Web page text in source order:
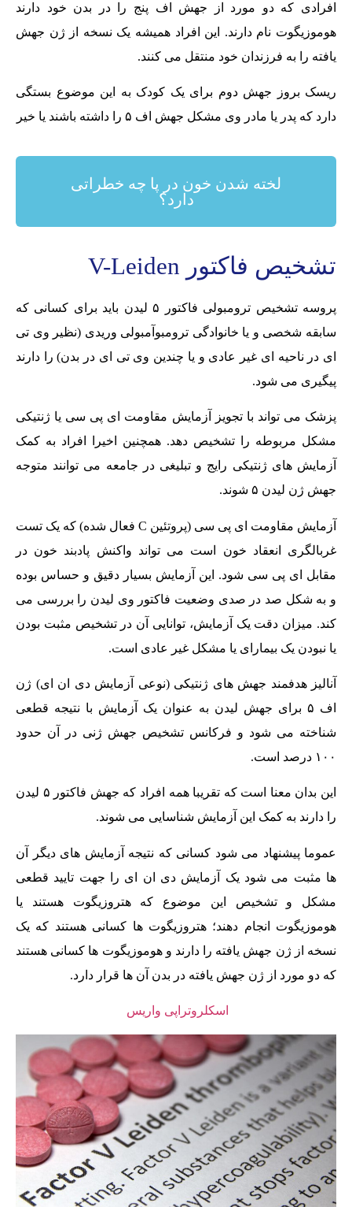
افرادی که دو مورد از جهش اف پنج را در بدن خود دارند
هوموزیگوت نام دارند. این افراد همیشه یک نسخه از ژن جهش
یافته را به فرزندان خود منتقل می کنند.
ریسک بروز جهش دوم برای یک کودک به این موضوع بستگی
دارد که پدر یا مادر وی مشکل جهش اف ۵ را داشته باشند یا خیر
لخته شدن خون در پا چه خطراتی
دارد؟
تشخیص فاکتور V-Leiden
پروسه تشخیص ترومبولی فاکتور ۵ لیدن باید برای کسانی که
سابقه شخصی و یا خانوادگی ترومبوآمبولی وریدی (نظیر وی تی
ای در ناحیه ای غیر عادی و یا چندین وی تی ای در بدن) را دارند
پیگیری می شود.
پزشک می تواند با تجویز آزمایش مقاومت ای پی سی یا ژنتیکی
مشکل مربوطه را تشخیص دهد. همچنین اخیرا افراد به کمک
آزمایش های ژنتیکی رایج و تبلیغی در جامعه می توانند متوجه
جهش ژن لیدن ۵ شوند.
آزمایش مقاومت ای پی سی (پروتئین C فعال شده) که یک تست
غربالگری انعقاد خون است می تواند واکنش پادبند خون در
مقابل ای پی سی شود. این آزمایش بسیار دقیق و حساس بوده
و به شکل صد در صدی وضعیت فاکتور وی لیدن را بررسی می
کند. میزان دقت یک آزمایش، توانایی آن در تشخیص مثبت بودن
یا نبودن یک بیمارای یا مشکل غیر عادی است.
آنالیز هدفمند جهش های ژنتیکی (نوعی آزمایش دی ان ای) ژن
اف ۵ برای جهش لیدن به عنوان یک آزمایش با نتیجه قطعی
شناخته می شود و فرکانس تشخیص جهش ژنی در آن حدود
۱۰۰ درصد است.
این بدان معنا است که تقریبا همه افراد که جهش فاکتور ۵ لیدن
را دارند به کمک این آزمایش شناسایی می شوند.
عموما پیشنهاد می شود کسانی که نتیجه آزمایش های دیگر آن
ها مثبت می شود یک آزمایش دی ان ای را جهت تایید قطعی
مشکل و تشخیص این موضوع که هتروزیگوت هستند یا
هوموزیگوت انجام دهند؛ هتروزیگوت ها کسانی هستند که یک
نسخه از ژن جهش یافته را دارند و هوموزیگوت ها کسانی هستند
که دو مورد از ژن جهش یافته در بدن آن ها قرار دارد.
اسکلروتراپی واریس